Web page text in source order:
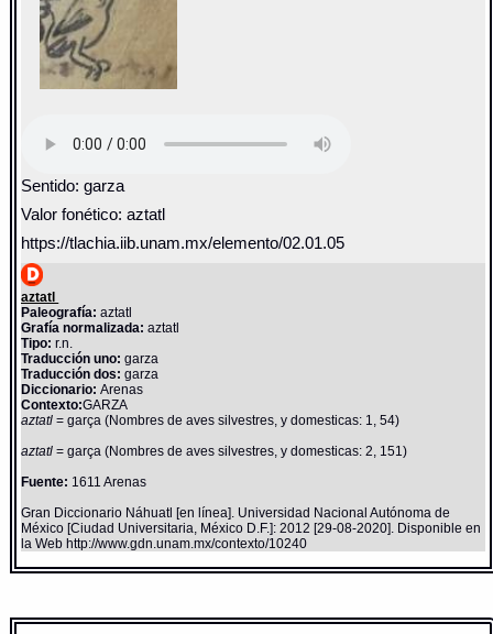
Sentido: garza
Valor fonético: aztatl
https://tlachia.iib.unam.mx/elemento/02.01.05
aztatl
Paleografía: aztatl
Grafía normalizada: aztatl
Tipo: r.n.
Traducción uno: garza
Traducción dos: garza
Diccionario:Arenas
Contexto:GARZA
aztatl= garça (Nombres de aves silvestres, y domesticas: 1, 54)
aztatl= garça (Nombres de aves silvestres, y domesticas: 2, 151)
Fuente: 1611 Arenas
Gran Diccionario Náhuatl [en línea]. Universidad Nacional Autónoma de
México [Ciudad Universitaria, México D.F.]: 2012 [29-08-2020]. Disponible en
la Web http://www.gdn.unam.mx/contexto/10240